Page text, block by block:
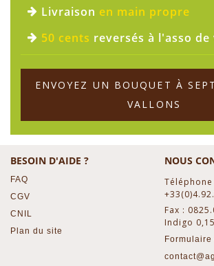
Livraison en main propre
50 cents reversés à l'asso
ENVOYEZ UN BOUQUET À
VALLONS
BESOIN D'AIDE ?
FAQ
CGV
CNIL
Plan du site
NOUS
Téléphone
Fax :
Indigo